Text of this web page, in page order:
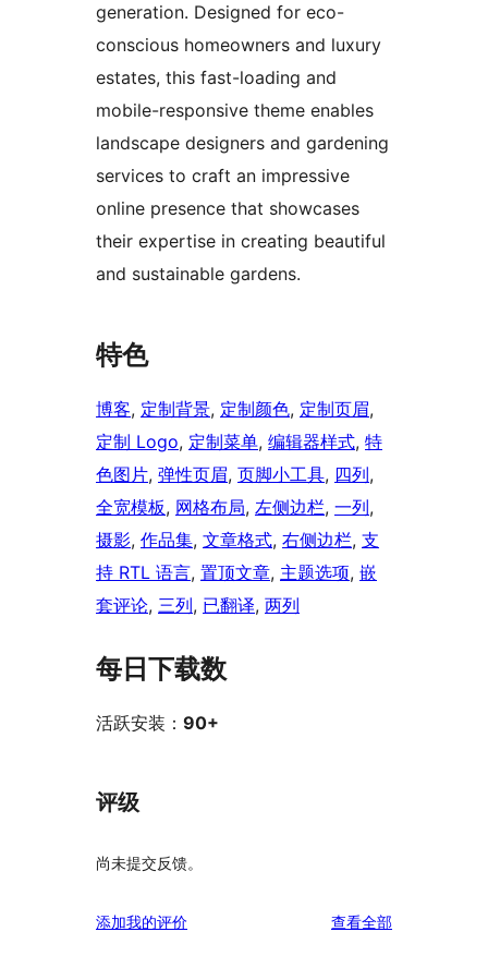
generation. Designed for eco-
conscious homeowners and luxury
estates, this fast-loading and
mobile-responsive theme enables
landscape designers and gardening
services to craft an impressive
online presence that showcases
their expertise in creating beautiful
and sustainable gardens.
特色
博客, 定制背景, 定制颜色, 定制页眉
定制 Logo, 定制菜单, 编辑器样式, 特
色图片, 弹性页眉, 页脚小工具, 四列
全宽模板, 网格布局, 左侧边栏, 一列
摄影, 作品集, 文章格式, 右侧边栏, 支
持 RTL 语言, 置顶文章, 主题选项, 嵌
套评论, 三列, 已翻译, 两列
每日下载数
活跃安装： 90+
评级
尚未提交反馈。
添加我的评价 查看全部评